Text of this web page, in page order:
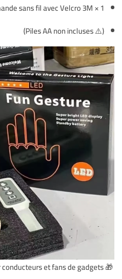
1 × Télécommande sans fil avec Velcro 3M
(⚠️ Piles AA non incluses)
🎁 Idéal comme cadeau fun pour conducteurs et fans de gadgets